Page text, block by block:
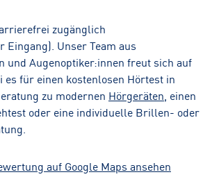
zugänglich
Unser Team aus
und Augenoptiker:innen freut sich auf
es für einen kostenlosen Hörtest in
zu modernen Hörgeräten , einen
oder eine individuelle Brillen- oder
auf Google Maps ansehen